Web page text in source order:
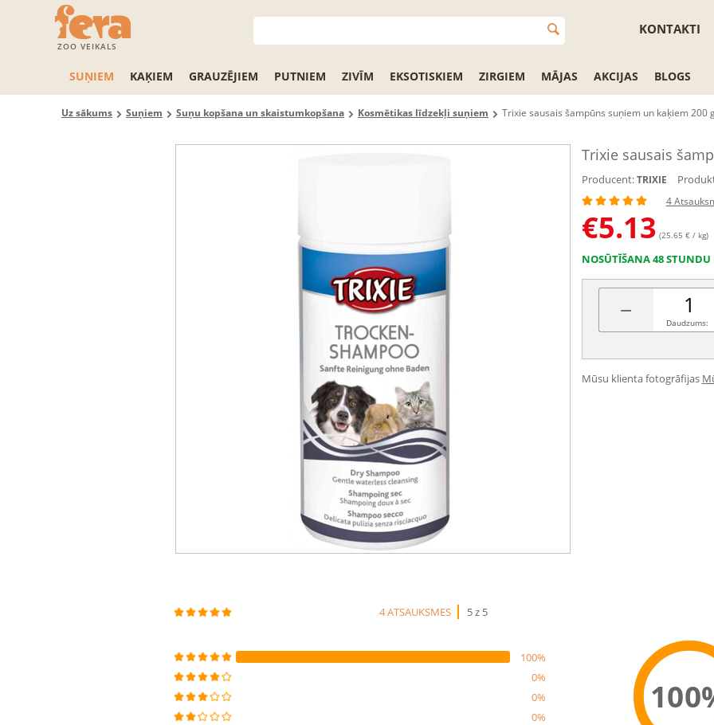
ZOO VEIKALS
KONTAKTI
SUŅIEM KAĶIEM GRAUZĒJIEM PUTNIEM ZIVĪM EKSOTISKIEM ZIRGIEM MĀJAS AKCIJAS BLOGS
Uz sākums Suņiem Suņu kopšana un skaistumkopšana Kosmētikas līdzekļi suņiem Trixie sausais šampūns suņiem un kaķiem 200
Trixie sausais
Producent: TRIXIE
4
€5.13 (25.65 € / kg)
NOSŪTĪŠANA 48 STUNDU
− Daudzums:
Mūsu klienta fotogrāfijas
4 ATSAUKSMES 5 z 5
100%
0%
0%
0%